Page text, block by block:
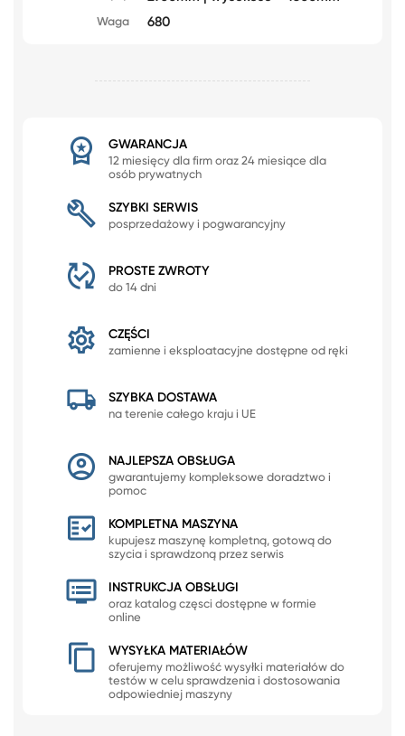
Waga 680
GWARANCJA
12 miesięcy dla firm oraz 24 miesiące dla
osób prywatnych
SZYBKI SERWIS
posprzedażowy i pogwarancyjny
PROSTE ZWROTY
do 14 dni
CZĘŚCI
zamienne i eksploatacyjne dostępne od ręki
SZYBKA DOSTAWA
na terenie całego kraju i UE
NAJLEPSZA OBSŁUGA
gwarantujemy kompleksowe doradztwo i
pomoc
KOMPLETNA MASZYNA
kupujesz maszynę kompletną, gotową do
szycia i sprawdzoną przez serwis
INSTRUKCJA OBSŁUGI
oraz katalog częsci dostępne w formie
online
WYSYŁKA MATERIAŁÓW
oferujemy możliwość wysyłki materiałów do
testów w celu sprawdzenia i dostosowania
odpowiedniej maszyny